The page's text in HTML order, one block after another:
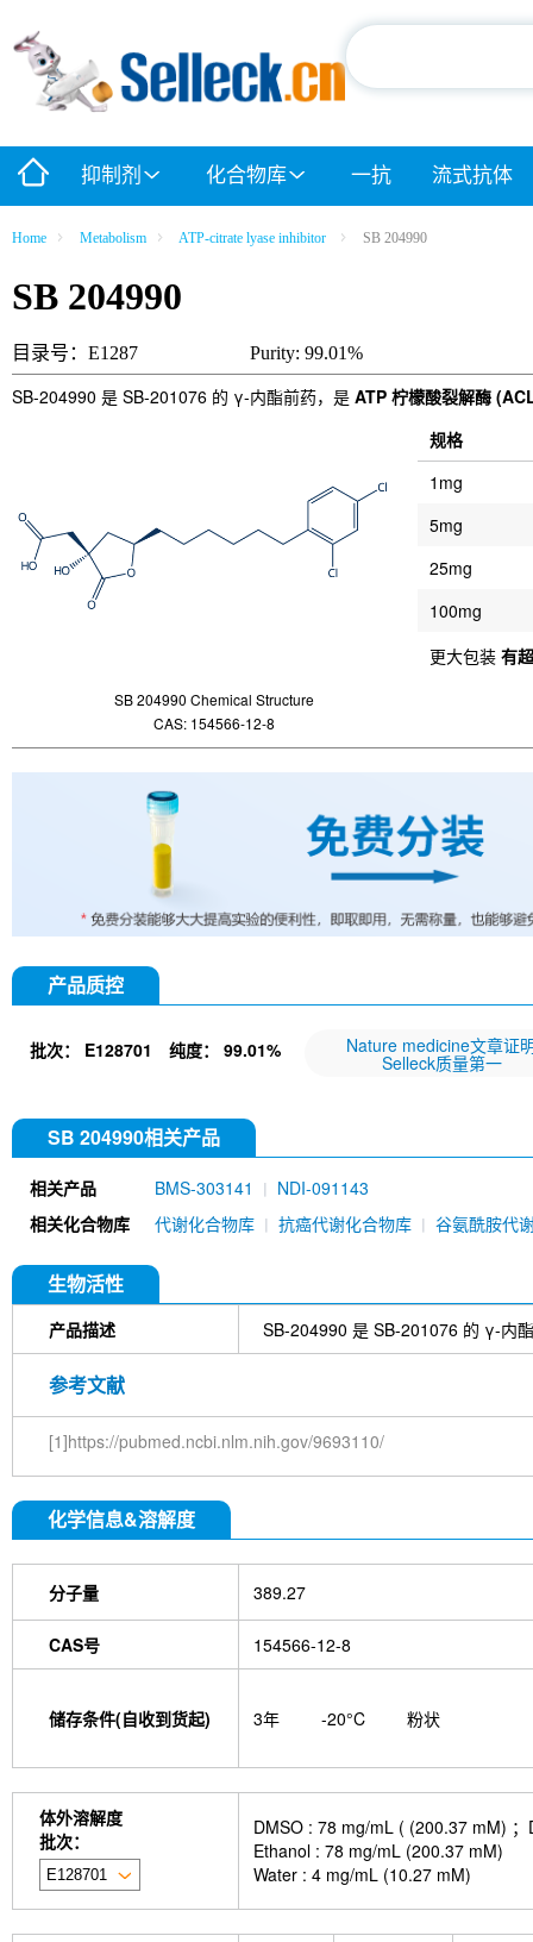
抑制剂 化合物库 一抗 流式抗体
Home Metabolism ATP-citrate lyase inhibitor SB 204990
SB 204990
目录号：E1287 Purity: 99.01%
SB-204990 是 SB-201076 的 γ-内酯前药，是 ATP 柠檬酸裂解酶
SB 204990 Chemical Structure
CAS: 154566-12-8
规格
1mg
5mg
25mg
100mg
更大包装 有
产品质控
批次： E128701 纯度： 99.01% Nature medicine文章证
Selleck质量第一
SB 204990相关产品
相关产品 BMS-303141
NDI-091143
相关化合物库
代谢化合物库 抗癌代谢化合物库 谷氨酰胺代
生物活性
产品描述 SB-204990 是 SB-201076 的 γ-内
参考文献
[1]https://pubmed.ncbi.nlm.nih.gov/9693110/
化学信息&溶解度
分子量 389.27
CAS号 154566-12-8
储存条件(自收到货起) 3年 -20°C 粉状
体外溶解度
批次：
DMSO : 78 mg/mL ( (200.37 mM)
Ethanol : 78 mg/mL (200.37 mM)
Water : 4 mg/mL (10.27 mM)